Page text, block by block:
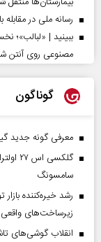
رسانه ملی در
ببینید | «لبالب»؛
مصنوعی روی آنتن
گوناگون
معرفی گونه جدید
سامسونگ
زیرساخت‌های واقعی
انقلاب گوشی‌های